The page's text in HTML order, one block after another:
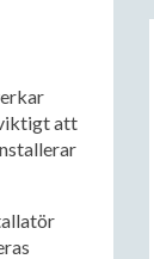
viktigt att